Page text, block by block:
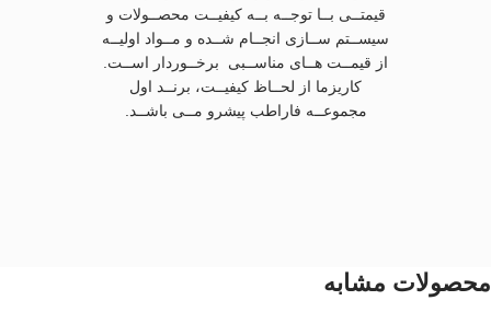
قیمتــی بــا توجــه بــه کیفیــت محصــولات و
سیســتم ســازی انجــام شــده و مــواد اولیــه
از قیمــت هــای مناســبی برخــوردار اســت.
کاریزما از لحــاظ کیفیــت، برنــد اول
مجموعــه فاراطب پیشرو مــی باشــد.
محصولات مشابه